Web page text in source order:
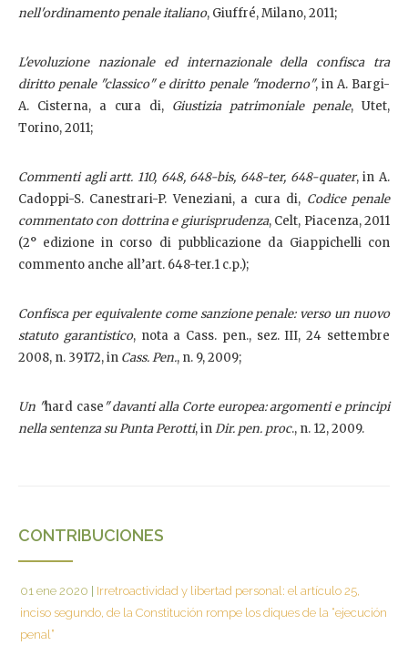
nell'ordinamento penale italiano, Giuffré, Milano, 2011;
L'evoluzione nazionale ed internazionale della confisca tra
diritto penale "classico" e diritto penale "moderno", in A. Bargi-
A. Cisterna, a cura di, Giustizia patrimoniale penale, Utet,
Torino, 2011;
Commenti agli artt. 110, 648, 648-bis, 648-ter, 648-quater, in A.
Cadoppi-S. Canestrari-P. Veneziani, a cura di, Codice penale
commentato con dottrina e giurisprudenza, Celt, Piacenza, 2011
(2° edizione in corso di pubblicazione da Giappichelli con
commento anche all’art. 648-ter.1 c.p.);
Confisca per equivalente come sanzione penale: verso un nuovo
statuto garantistico, nota a Cass. pen., sez. III, 24 settembre
2008, n. 39172, in Cass. Pen., n. 9, 2009;
Un "hard case" davanti alla Corte europea: argomenti e principi
nella sentenza su Punta Perotti, inDir. pen. proc., n. 12, 2009.
CONTRIBUCIONES
01 ene 2020
Irretroactividad y libertad personal: el artículo 25,
inciso segundo, de la Constitución rompe los diques de la “ejecución
penal”